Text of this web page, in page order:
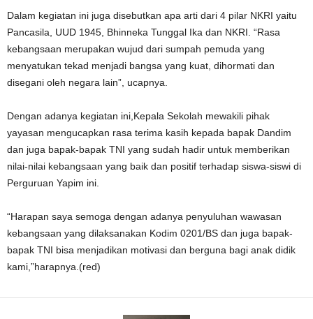
Dalam kegiatan ini juga disebutkan apa arti dari 4 pilar NKRI yaitu
Pancasila, UUD 1945, Bhinneka Tunggal Ika dan NKRI. “Rasa
kebangsaan merupakan wujud dari sumpah pemuda yang
menyatukan tekad menjadi bangsa yang kuat, dihormati dan
disegani oleh negara lain”, ucapnya.
Dengan adanya kegiatan ini,Kepala Sekolah mewakili pihak
yayasan mengucapkan rasa terima kasih kepada bapak Dandim
dan juga bapak-bapak TNI yang sudah hadir untuk memberikan
nilai-nilai kebangsaan yang baik dan positif terhadap siswa-siswi di
Perguruan Yapim ini.
“Harapan saya semoga dengan adanya penyuluhan wawasan
kebangsaan yang dilaksanakan Kodim 0201/BS dan juga bapak-
bapak TNI bisa menjadikan motivasi dan berguna bagi anak didik
kami,”harapnya.(red)